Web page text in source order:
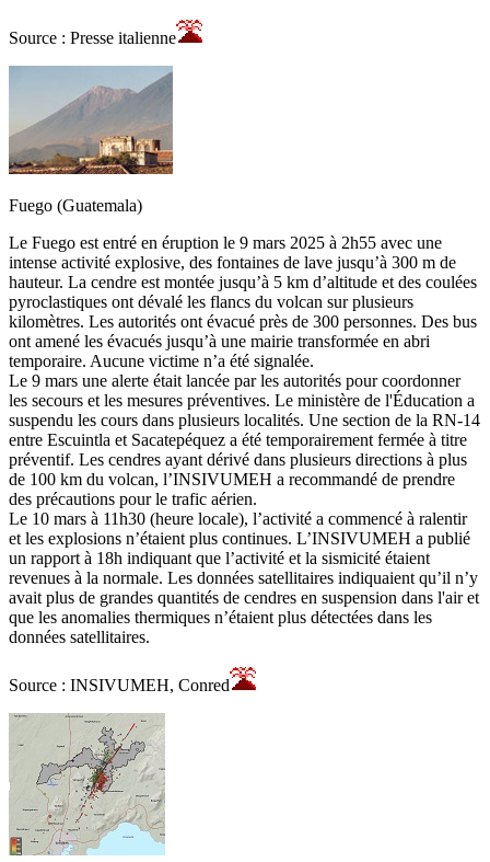
Source : Presse italienne
Fuego (Guatemala)
Le Fuego est entré en éruption le 9 mars 2025 à 2h55 avec une
intense activité explosive, des fontaines de lave jusqu’à 300 m de
hauteur. La cendre est montée jusqu’à 5 km d’altitude et des coulées
pyroclastiques ont dévalé les flancs du volcan sur plusieurs
kilomètres. Les autorités ont évacué près de 300 personnes. Des bus
ont amené les évacués jusqu’à une mairie transformée en abri
temporaire. Aucune victime n’a été signalée.
Le 9 mars une alerte était lancée par les autorités pour coordonner
les secours et les mesures préventives. Le ministère de l'Éducation a
suspendu les cours dans plusieurs localités. Une section de la RN-14
entre Escuintla et Sacatepéquez a été temporairement fermée à titre
préventif. Les cendres ayant dérivé dans plusieurs directions à plus
de 100 km du volcan, l’INSIVUMEH a recommandé de prendre
des précautions pour le trafic aérien.
Le 10 mars à 11h30 (heure locale), l’activité a commencé à ralentir
et les explosions n’étaient plus continues. L’INSIVUMEH a publié
un rapport à 18h indiquant que l’activité et la sismicité étaient
revenues à la normale. Les données satellitaires indiquaient qu’il n’y
avait plus de grandes quantités de cendres en suspension dans l'air et
que les anomalies thermiques n’étaient plus détectées dans les
données satellitaires.
Source : INSIVUMEH, Conred